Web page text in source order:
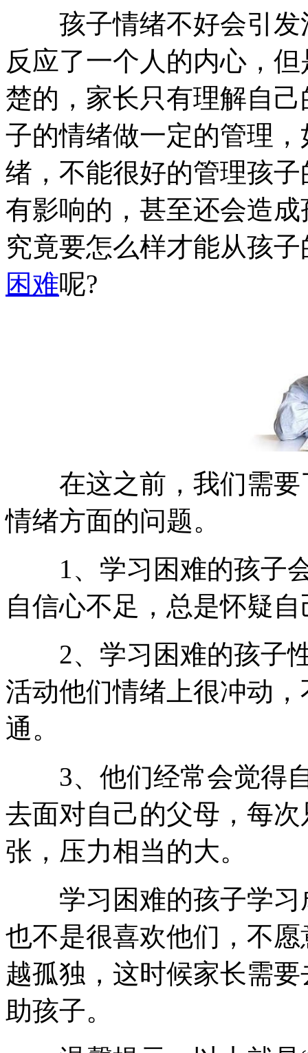
孩子情绪不好会引发
反应了一个人的内心，
楚的，家长只有理解自
子的情绪做一定的管理
绪，不能很好的管理孩
有影响的，甚至还会造
究竟要怎么样才能从孩
困难呢?
在这之前，我们需要
情绪方面的问题。
1、学习困难的孩子会
自信心不足，总是怀疑
2、学习困难的孩子性
活动他们情绪上很冲动
通。
3、他们经常会觉得自
去面对自己的父母，每
张，压力相当的大。
学习困难的孩子学习
也不是很喜欢他们，不
越孤独，这时候家长需
助孩子。